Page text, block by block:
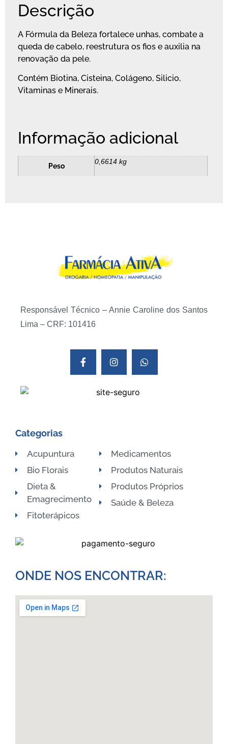
Descrição
A Fórmula da Beleza fortalece unhas, combate a
queda de cabelo, reestrutura os fios e auxilia na
renovação da pele.
Contém Biotina, Cisteina, Colágeno, Silicio,
Vitaminas e Minerais.
Informação adicional
Peso 0,6614 kg
Responsável Técnico – Annie Caroline dos Santos
Lima – CRF: 101416
Categorias
Acupuntura
Bio Florais
Dieta &
Emagrecimento
Fitoterápicos
Medicamentos
Produtos Naturais
Produtos Próprios
Saúde & Beleza
ONDE NOS ENCONTRAR:​